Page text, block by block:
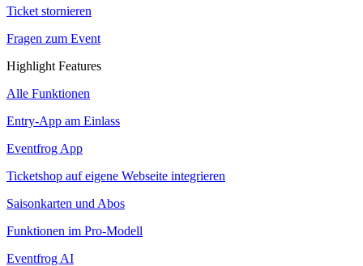
Ticket stornieren
Fragen zum Event
Highlight Features
Alle Funktionen
Entry-App am Einlass
Eventfrog App
Ticketshop auf eigene Webseite integrieren
Saisonkarten und Abos
Funktionen im Pro-Modell
Eventfrog AI